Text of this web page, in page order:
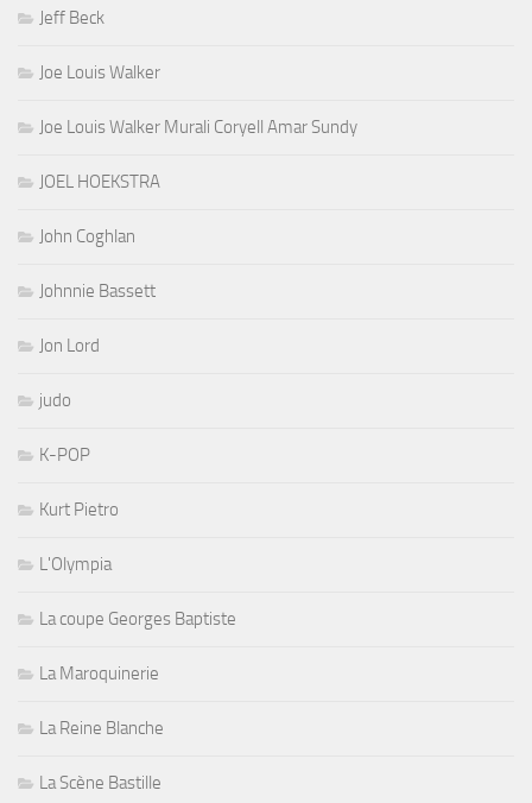
Jeff Beck
Joe Louis Walker
Joe Louis Walker Murali Coryell Amar Sundy
JOEL HOEKSTRA
John Coghlan
Johnnie Bassett
Jon Lord
judo
K-POP
Kurt Pietro
L'Olympia
La coupe Georges Baptiste
La Maroquinerie
La Reine Blanche
La Scène Bastille